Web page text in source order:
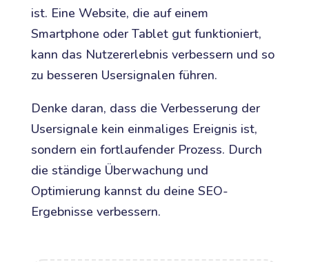
ist. Eine Website, die auf einem
Smartphone oder Tablet gut funktioniert,
kann das Nutzererlebnis verbessern und so
zu besseren Usersignalen führen.
Denke daran, dass die Verbesserung der
Usersignale kein einmaliges Ereignis ist,
sondern ein fortlaufender Prozess. Durch
die ständige Überwachung und
Optimierung kannst du deine SEO-
Ergebnisse verbessern.